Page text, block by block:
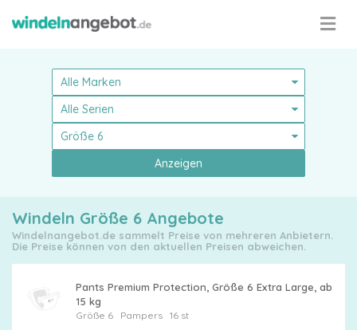
Anzeigen
Windeln Größe 6 Angebote
Windelnangebot.de sammelt Preise von mehreren Anbietern.
Die Preise können von den aktuellen Preisen abweichen.
Pants Premium Protection, Größe 6 Extra Large, ab
15 kg
Größe 6 Pampers16 st